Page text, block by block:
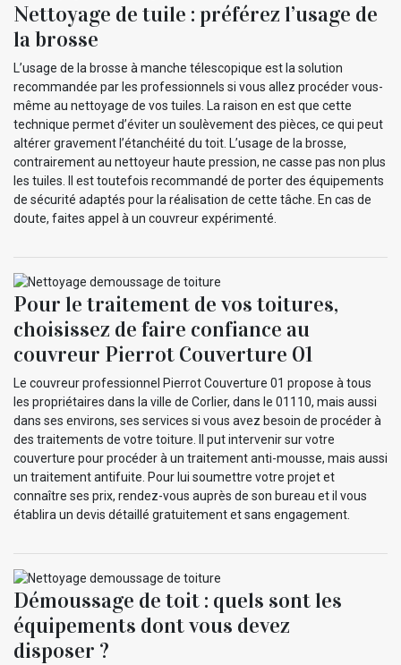
Nettoyage de tuile : préférez l’usage de
la brosse
L’usage de la brosse à manche télescopique est la solution
recommandée par les professionnels si vous allez procéder vous-
même au nettoyage de vos tuiles. La raison en est que cette
technique permet d’éviter un soulèvement des pièces, ce qui peut
altérer gravement l’étanchéité du toit. L’usage de la brosse,
contrairement au nettoyeur haute pression, ne casse pas non plus
les tuiles. Il est toutefois recommandé de porter des équipements
de sécurité adaptés pour la réalisation de cette tâche. En cas de
doute, faites appel à un couvreur expérimenté.
Pour le traitement de vos toitures,
choisissez de faire confiance au
couvreur Pierrot Couverture 01
Le couvreur professionnel Pierrot Couverture 01 propose à tous
les propriétaires dans la ville de Corlier, dans le 01110, mais aussi
dans ses environs, ses services si vous avez besoin de procéder à
des traitements de votre toiture. Il put intervenir sur votre
couverture pour procéder à un traitement anti-mousse, mais aussi
un traitement antifuite. Pour lui soumettre votre projet et
connaître ses prix, rendez-vous auprès de son bureau et il vous
établira un devis détaillé gratuitement et sans engagement.
Démoussage de toit : quels sont les
équipements dont vous devez
disposer ?